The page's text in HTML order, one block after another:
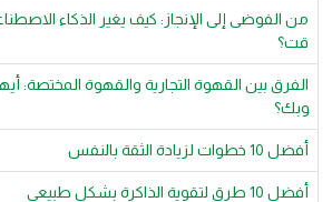
من الفوضى إلى الإنجاز: كيف يغير الذكاء
قت؟
الفرق بين القهوة التجارية والقهوة المختصة:
وبك؟
أفضل 10 خطوات لزيادة الثقة بالنفس
أفضل 10 طرق لتقوية الذاكرة بشكل طبيعي